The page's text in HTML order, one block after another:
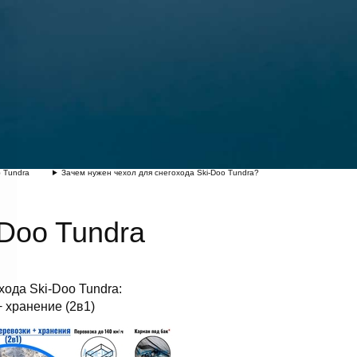
Tundra Зачем нужен чехол для снегохода Ski-Doo Tundra?
Tundra
Ski-Doo Tundra:
хранение (2в1)